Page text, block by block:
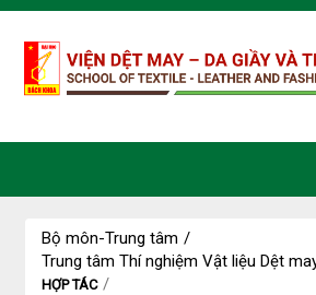
Truy cập nội dung luôn
Bộ môn-Trung tâm /
Trung tâm Thí nghiệm Vật liệu Dệt
HỢP TÁC /